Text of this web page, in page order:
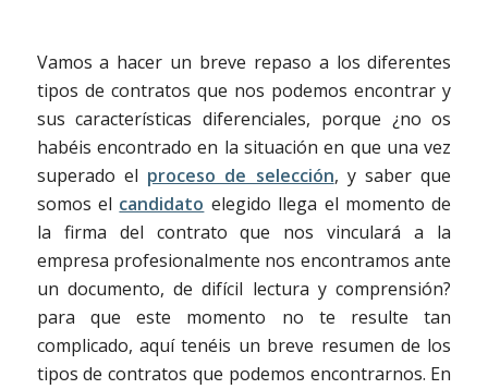
Vamos a hacer un breve repaso a los diferentes
tipos de contratos que nos podemos encontrar y
sus características diferenciales, porque ¿no os
habéis encontrado en la situación en que una vez
superado el proceso de selección, y saber que
somos el candidato elegido llega el momento de
la firma del contrato que nos vinculará a la
empresa profesionalmente nos encontramos ante
un documento, de difícil lectura y comprensión?
para que este momento no te resulte tan
complicado, aquí tenéis un breve resumen de los
tipos de contratos que podemos encontrarnos. En